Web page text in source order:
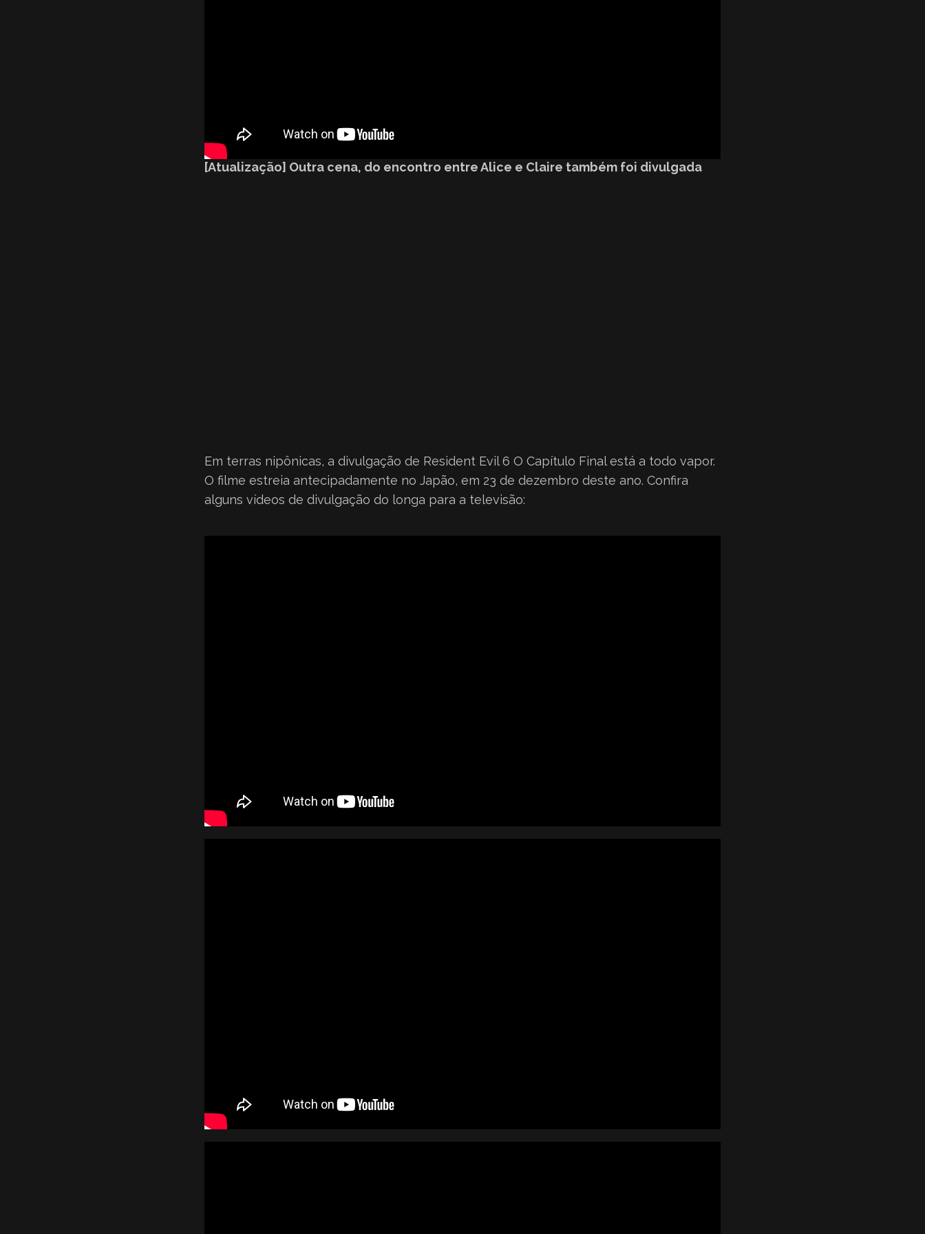
[Atualização] Outra cena, do encontro entre Alice e Claire também foi divulgada
Em terras nipônicas, a divulgação de Resident Evil 6 O Capítulo Final está a todo vapor.
O filme estreia antecipadamente no Japão, em 23 de dezembro deste ano. Confira
alguns vídeos de divulgação do longa para a televisão: